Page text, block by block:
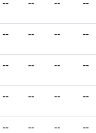
-- -- -- --
-- -- -- --
-- -- -- --
-- -- -- --
-- -- -- --